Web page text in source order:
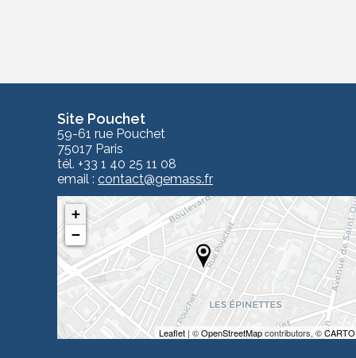
Site Pouchet
59-61 rue Pouchet
75017 Paris
tél. +33 1 40 25 11 08
email : contact@gemass.fr
+
−
Leaflet | ©OpenStreetMapcontributors, ©CARTO